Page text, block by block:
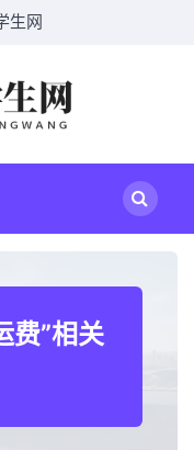
生网
费”相关